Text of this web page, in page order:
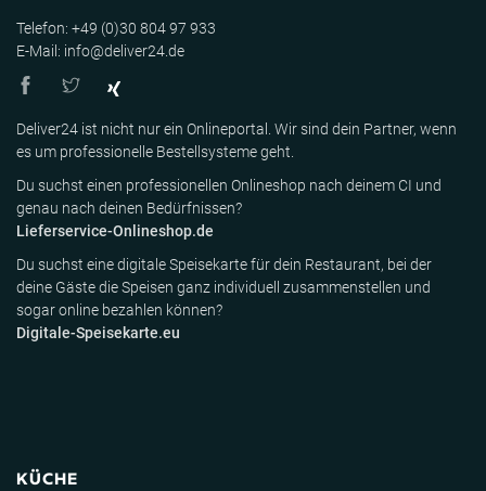
Telefon: +49 (0)30 804 97 933
E-Mail: info@deliver24.de
Deliver24 ist nicht nur ein Onlineportal. Wir sind dein Partner, wenn
es um professionelle Bestellsysteme geht.
Du suchst einen professionellen Onlineshop nach deinem CI und
genau nach deinen Bedürfnissen?
Lieferservice-Onlineshop.de
Du suchst eine digitale Speisekarte für dein Restaurant, bei der
deine Gäste die Speisen ganz individuell zusammenstellen und
sogar online bezahlen können?
Digitale-Speisekarte.eu
KÜCHE